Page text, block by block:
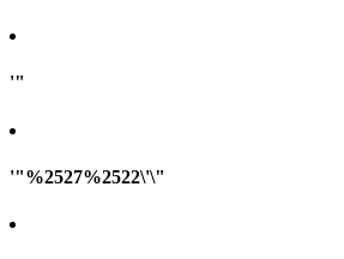
'"
'"%2527%2522\'\"